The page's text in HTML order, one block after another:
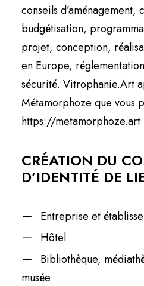
CRÉATION DU
D’IDENTITÉ DE
Entreprise et
Hôtel
Bibliothèque,
musée
conseils d’aménagement,
budgétisation,
projet, conception,
en Europe,
sécurité. Vitrophanie.Art
Métamorphoze que vous
https://metamorphoze.art